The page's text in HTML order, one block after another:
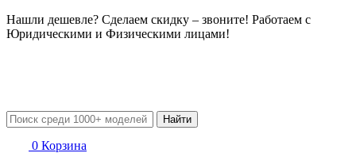
Нашли дешевле? Сделаем скидку – звоните! Работаем с
Юридическими и Физическими лицами!
Найти
0 Корзина